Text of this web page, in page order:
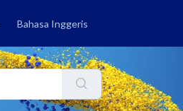
Bahasa Inggeris